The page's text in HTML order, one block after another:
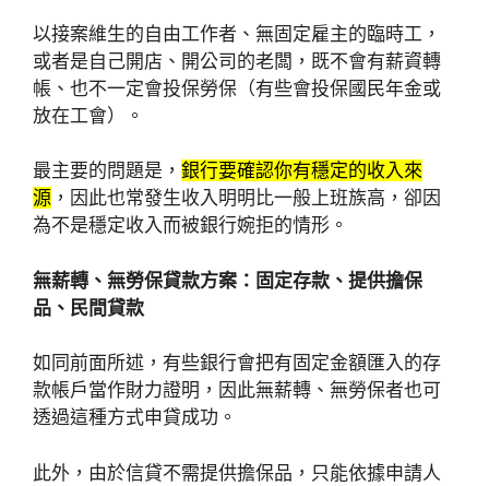
以接案維生的自由工作者、無固定雇主的臨時工，
或者是自己開店、開公司的老闆，既不會有薪資轉
帳、也不一定會投保勞保（有些會投保國民年金或
放在工會）。
最主要的問題是， 銀行要確認你有穩定的收入來
源 ，因此也常發生收入明明比一般上班族高，卻因
為不是穩定收入而被銀行婉拒的情形。
無薪轉、無勞保貸款方案： 固定存款、提供擔保
品、民間貸款
如同前面所述，有些銀行會把有固定金額匯入的存
款帳戶當作財力證明，因此無薪轉、無勞保者也可
透過這種方式申貸成功。
此外，由於信貸不需提供擔保品，只能依據申請人